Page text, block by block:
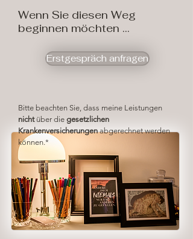
Wenn Sie diesen Weg
beginnen möchten ...
Bitte beachten Sie, dass meine Leistungen
nichtüber die gesetzlichen
Krankenversicherungenabgerechnet werden
können.*
Erstgespräch anfragen